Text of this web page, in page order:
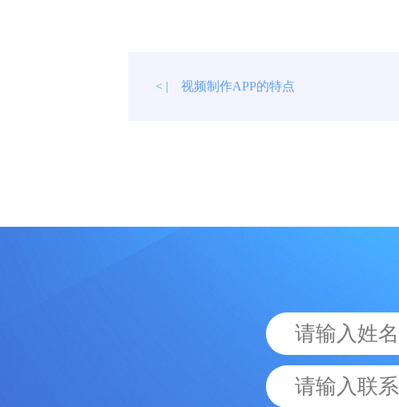
< | 视频制作APP的特点